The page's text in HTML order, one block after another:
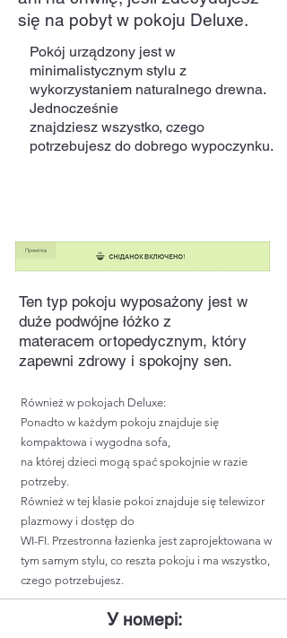
się na pobyt w pokoju Deluxe.
Pokój urządzony jest w
minimalistycznym stylu z
wykorzystaniem naturalnego drewna.
Jednocześnie
znajdziesz wszystko, czego
potrzebujesz do dobrego wypoczynku.
Ten typ pokoju wyposażony jest w
duże podwójne łóżko z
materacem ortopedycznym, który
zapewni zdrowy i spokojny sen.
Również w pokojach Deluxe:
Ponadto w każdym pokoju znajduje się
kompaktowa i wygodna sofa,
na której dzieci mogą spać spokojnie w razie
potrzeby.
Również w tej klasie pokoi znajduje się telewizor
plazmowy i dostęp do
WI-FI. Przestronna łazienka jest zaprojektowana w
tym samym stylu, co reszta pokoju i ma wszystko,
czego potrzebujesz.
У номері: